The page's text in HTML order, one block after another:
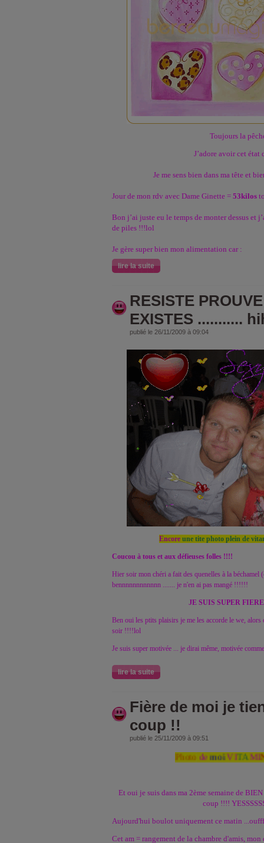
Toujours la
J’adore avoir cet
Je me sens bien dans ma tête et
Jour de mon rdv avec Dame Ginette = 53kilos
Bon j’ai juste eu le temps de monter dessus et
de piles !!!lol
Je gère super bien mon alimentation car :
lire la suite
RESISTE
EXISTES ...........
publié le 26/11/2009 à 09:04
Encore une tite photo plein de
Coucou à tous et aux défieuses folles !!!!
Hier soir mon chéri a fait des quenelles à la béchamel
bennnnnnnnnnnn ....... je n'en ai pas mangé !!!!!!
JE SUIS SUPER
Ben oui les ptits plaisirs je me les accorde le we,
soir !!!!lol
Je suis super motivée ... je dirai même, motivée
lire la suite
Fière de moi je
coup !!
publié le 25/11/2009 à 09:51
Photode
Et oui je suis dans ma 2ème semaine de
coup !!!!
Aujourd'hui boulot uniquement ce matin
Cet am = rangement de la chambre d'amis,